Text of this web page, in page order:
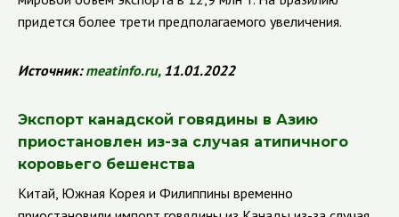
придется более трети предполагаемого увеличения.
Источник:meatinfo.ru,11.01.2022
Экспорт канадской говядины в Азию
приостановлен из-за случая атипичного
коровьего бешенства
Китай, Южная Корея и Филиппины временно